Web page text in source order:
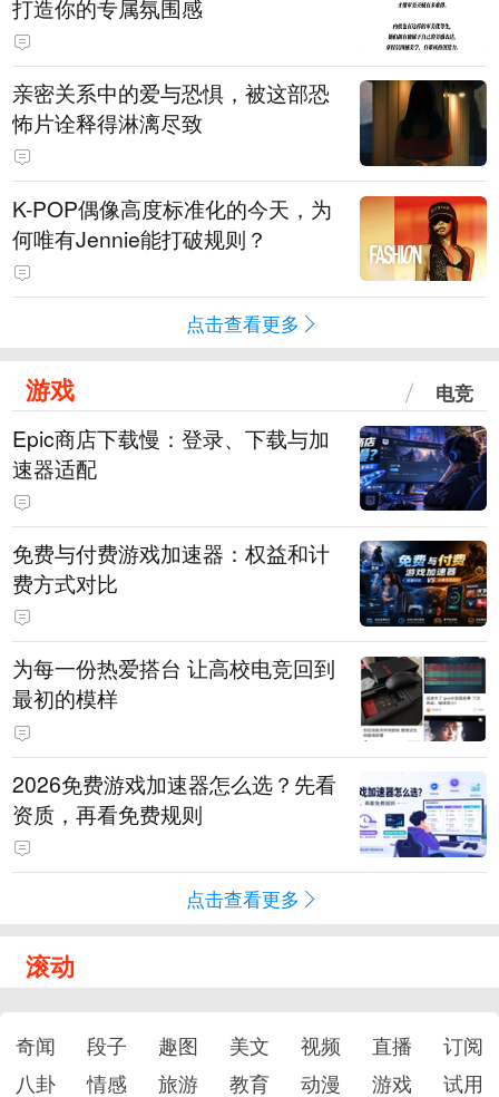
打造你的专属氛围感
亲密关系中的爱与恐惧，被这部恐
怖片诠释得淋漓尽致
K-POP偶像高度标准化的今天，为
何唯有Jennie能打破规则？
点击查看更多
游戏 电竞
Epic商店下载慢：登录、下载与加
速器适配
免费与付费游戏加速器：权益和计
费方式对比
为每一份热爱搭台 让高校电竞回到
最初的模样
2026免费游戏加速器怎么选？先看
资质，再看免费规则
点击查看更多
滚动
奇闻 段子 趣图 美文 视频 直播
订阅
八卦
情感 旅游 教育 动漫 游戏 试用